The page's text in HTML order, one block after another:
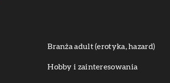
Branża adult (erotyka, hazard)
Hobby i zainteresowania